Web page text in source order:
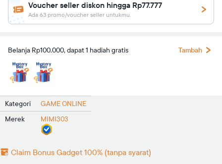
Voucher seller diskon hingga Rp77.777
Ada 63 promo/voucher seller untukmu.
Belanja Rp100.000, dapat 1 hadiah gratis Tambah
Kategori
GAME ONLINE
Merek
MIMI303
Claim Bonus Gadget 100% (tanpa syarat)